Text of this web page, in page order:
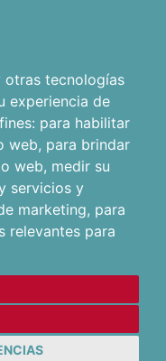
tecnologías
experiencia de
para habilitar
web, para brindar
web, medir su
servicios y
marketing, para
relevantes para